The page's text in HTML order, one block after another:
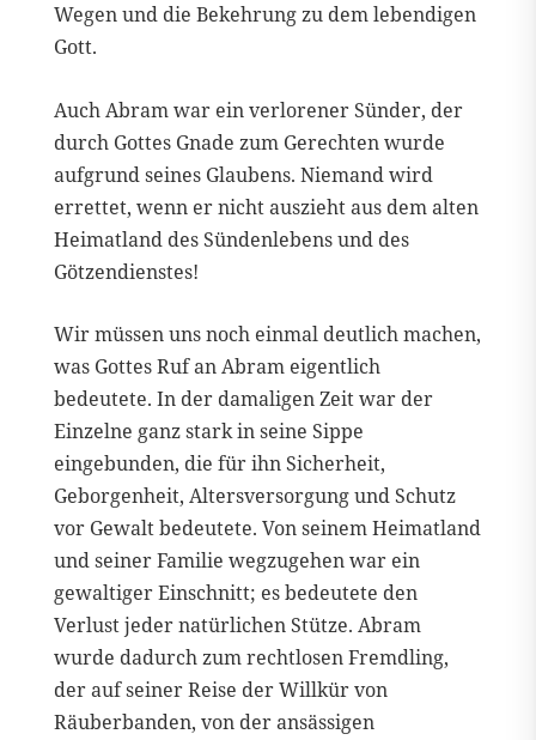
Wegen und die Bekehrung zu dem lebendigen
Gott.
Auch Abram war ein verlorener Sünder, der
durch Gottes Gnade zum Gerechten wurde
aufgrund seines Glaubens. Niemand wird
errettet, wenn er nicht auszieht aus dem alten
Heimatland des Sündenlebens und des
Götzendienstes!
Wir müssen uns noch einmal deutlich machen,
was Gottes Ruf an Abram eigentlich
bedeutete. In der damaligen Zeit war der
Einzelne ganz stark in seine Sippe
eingebunden, die für ihn Sicherheit,
Geborgenheit, Altersversorgung und Schutz
vor Gewalt bedeutete. Von seinem Heimatland
und seiner Familie wegzugehen war ein
gewaltiger Einschnitt; es bedeutete den
Verlust jeder natürlichen Stütze. Abram
wurde dadurch zum rechtlosen Fremdling,
der auf seiner Reise der Willkür von
Räuberbanden, von der ansässigen